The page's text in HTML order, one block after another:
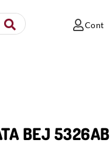
Cont
BEJ 5326AB